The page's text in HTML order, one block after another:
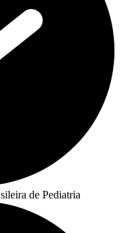
de Pediatria